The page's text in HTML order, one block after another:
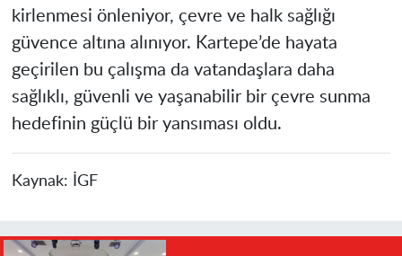
kirlenmesi önleniyor, çevre ve halk sağlığı
güvence altına alınıyor. Kartepe’de hayata
geçirilen bu çalışma da vatandaşlara daha
sağlıklı, güvenli ve yaşanabilir bir çevre sunma
hedefinin güçlü bir yansıması oldu.
Kaynak: İGF